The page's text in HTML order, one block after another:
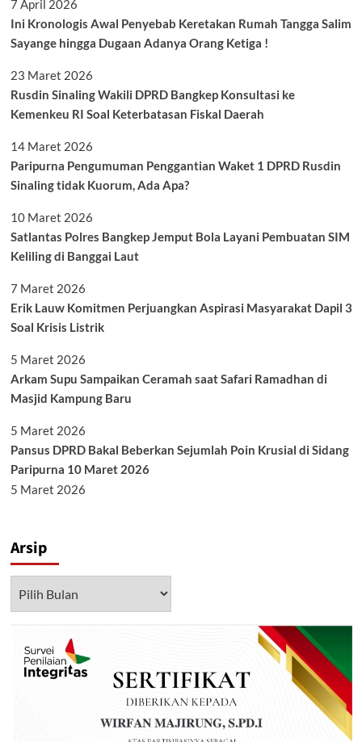
7 April 2026
Ini Kronologis Awal Penyebab Keretakan Rumah Tangga Salim
Sayange hingga Dugaan Adanya Orang Ketiga !
23 Maret 2026
Rusdin Sinaling Wakili DPRD Bangkep Konsultasi ke
Kemenkeu RI Soal Keterbatasan Fiskal Daerah
14 Maret 2026
Paripurna Pengumuman Penggantian Waket 1 DPRD Rusdin
Sinaling tidak Kuorum, Ada Apa?
10 Maret 2026
Satlantas Polres Bangkep Jemput Bola Layani Pembuatan SIM
Keliling di Banggai Laut
7 Maret 2026
Erik Lauw Komitmen Perjuangkan Aspirasi Masyarakat Dapil 3
Soal Krisis Listrik
5 Maret 2026
Arkam Supu Sampaikan Ceramah saat Safari Ramadhan di
Masjid Kampung Baru
5 Maret 2026
Pansus DPRD Bakal Beberkan Sejumlah Poin Krusial di Sidang
Paripurna 10 Maret 2026
5 Maret 2026
Arsip